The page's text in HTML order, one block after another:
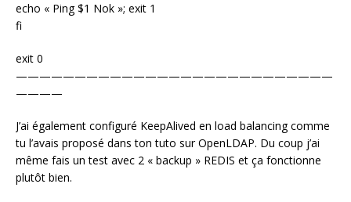
echo « Ping $1 Nok »; exit 1
fi
exit 0
———————————————————————————
————
J’ai également configuré KeepAlived en load balancing comme
tu l’avais proposé dans ton tuto sur OpenLDAP. Du coup j’ai
même fais un test avec 2 « backup » REDIS et ça fonctionne
plutôt bien.